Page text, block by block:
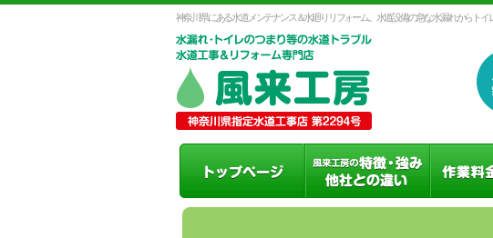
神奈川県にある水道メンテナンス＆水廻りリフォーム。水道設備の急な水漏れからト